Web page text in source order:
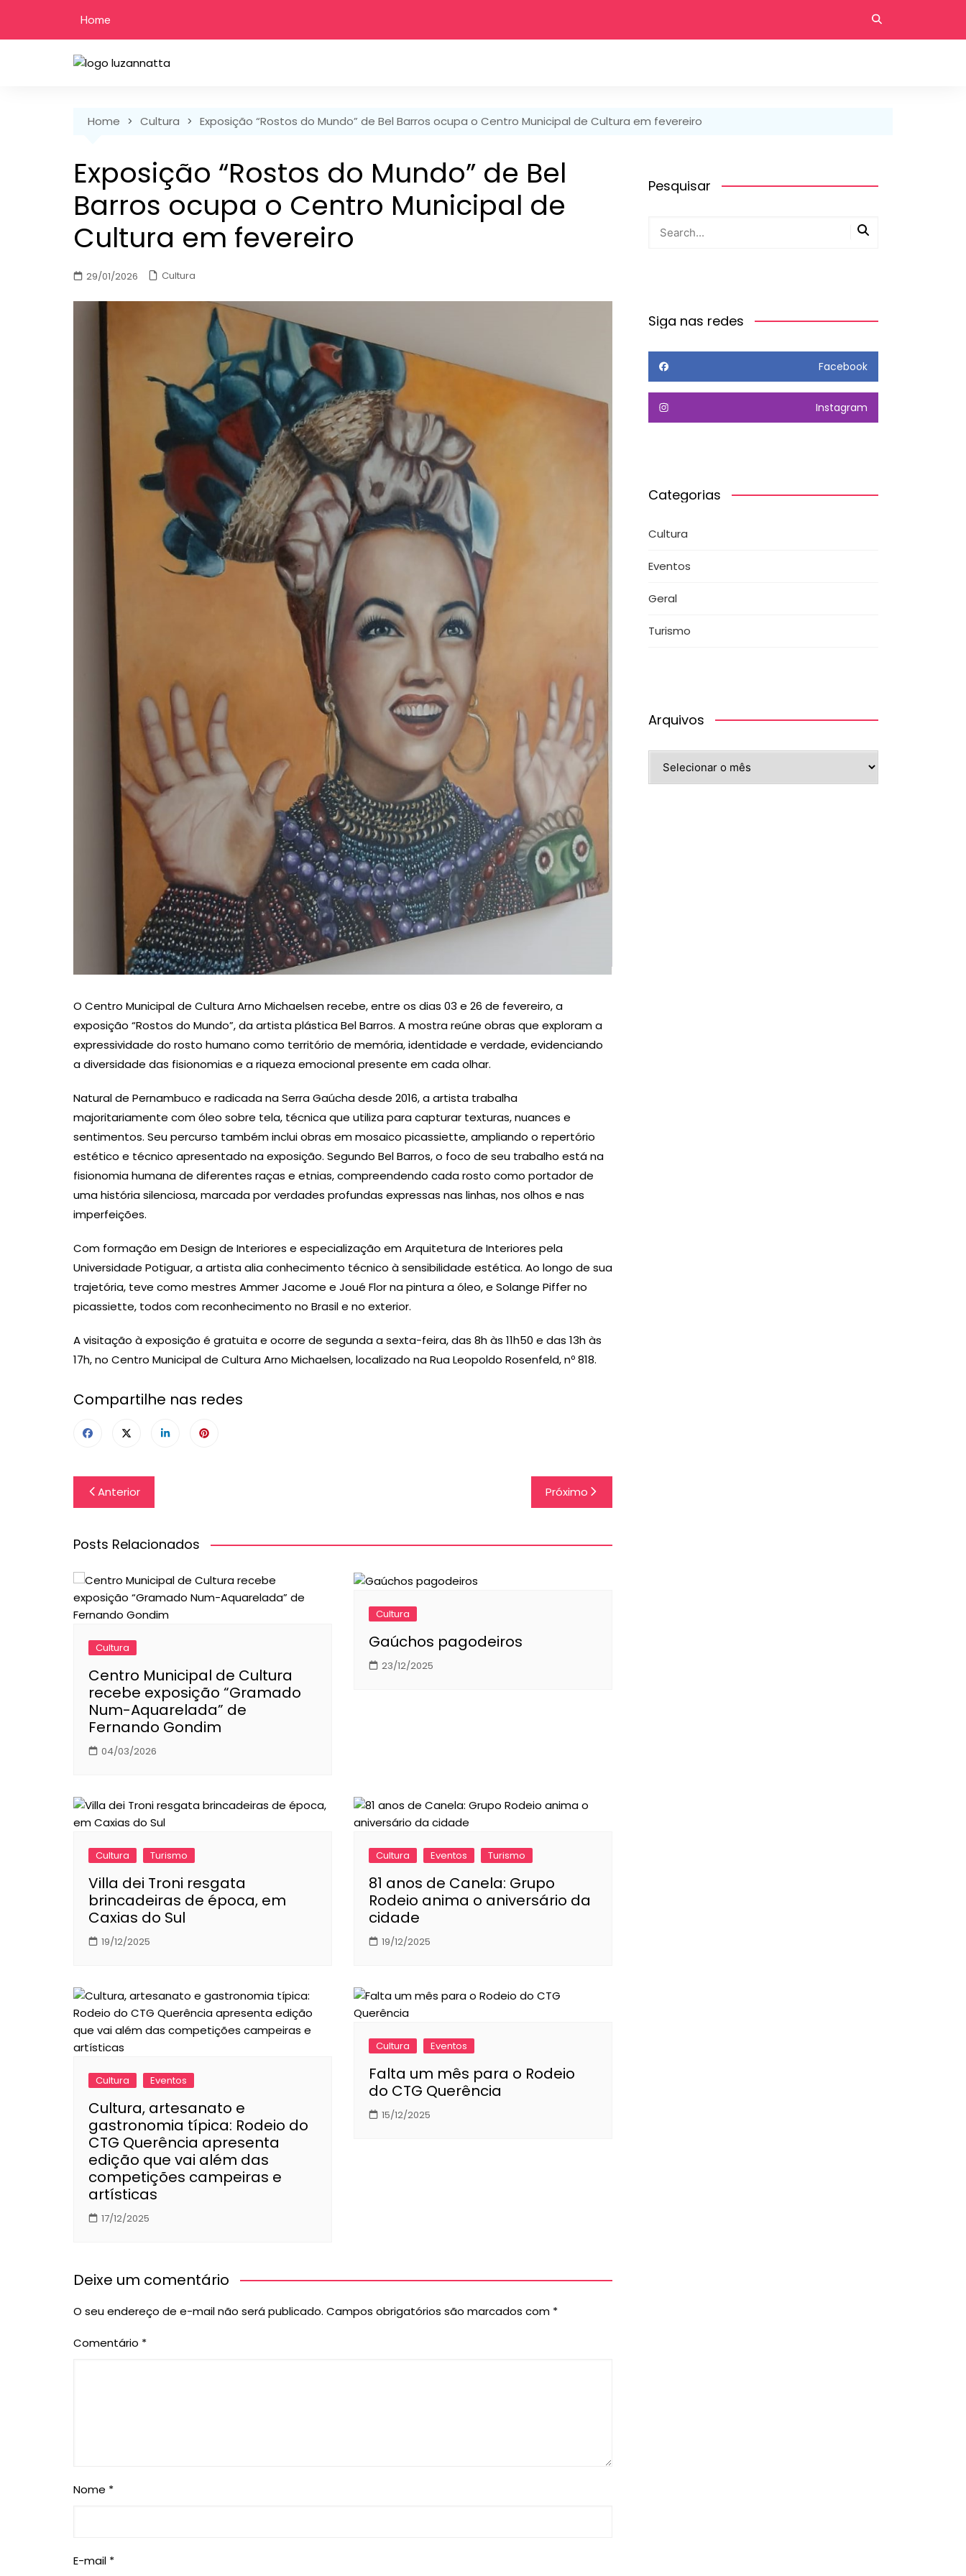
content
Home
Home Cultura Exposição “Rostos do Mundo” de Bel Barros ocupa o Centro Municipal de Cultura em fevereiro
Exposição “Rostos do Mundo” de Bel
Barros ocupa o Centro Municipal de
Cultura em fevereiro
29/01/2026 Cultura
O Centro Municipal de Cultura Arno Michaelsen recebe, entre os dias 03 e 26 de fevereiro, a
exposição “Rostos do Mundo”, da artista plástica Bel Barros. A mostra reúne obras que exploram a
expressividade do rosto humano como território de memória, identidade e verdade, evidenciando
a diversidade das fisionomias e a riqueza emocional presente em cada olhar.
Natural de Pernambuco e radicada na Serra Gaúcha desde 2016, a artista trabalha
majoritariamente com óleo sobre tela, técnica que utiliza para capturar texturas, nuances e
sentimentos. Seu percurso também inclui obras em mosaico picassiette, ampliando o repertório
estético e técnico apresentado na exposição. Segundo Bel Barros, o foco de seu trabalho está na
fisionomia humana de diferentes raças e etnias, compreendendo cada rosto como portador de
uma história silenciosa, marcada por verdades profundas expressas nas linhas, nos olhos e nas
imperfeições.
Com formação em Design de Interiores e especialização em Arquitetura de Interiores pela
Universidade Potiguar, a artista alia conhecimento técnico à sensibilidade estética. Ao longo de sua
trajetória, teve como mestres Ammer Jacome e Joué Flor na pintura a óleo, e Solange Piffer no
picassiette, todos com reconhecimento no Brasil e no exterior.
A visitação à exposição é gratuita e ocorre de segunda a sexta-feira, das 8h às 11h50 e das 13h às
17h, no Centro Municipal de Cultura Arno Michaelsen, localizado na Rua Leopoldo Rosenfeld, nº 818.
Compartilhe nas redes
Navegação
de
Post
Anterior Próximo
Posts Relacionados
Cultura
Centro Municipal de Cultura
recebe exposição “Gramado
Num-Aquarelada” de
Fernando Gondim
04/03/2026
Cultura
Gaúchos pagodeiros
23/12/2025
Cultura Turismo
Villa dei Troni resgata
brincadeiras de época, em
Caxias do Sul
19/12/2025
Cultura Eventos Turismo
81 anos de Canela: Grupo
Rodeio anima o aniversário da
cidade
19/12/2025
Cultura Eventos
Cultura, artesanato e
gastronomia típica: Rodeio do
CTG Querência apresenta
edição que vai além das
competições campeiras e
artísticas
17/12/2025
Cultura Eventos
Falta um mês para o Rodeio
do CTG Querência
15/12/2025
Deixe um comentário
O seu endereço de e-mail não será publicado. Campos obrigatórios são marcados com *
Comentário *
Nome *
E-mail *
Pesquisar
Siga nas redes
Facebook
Instagram
Categorias
Cultura
Eventos
Geral
Turismo
Arquivos